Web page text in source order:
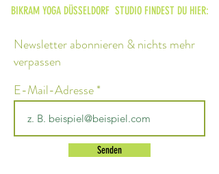
BIKRAM YOGA DÜSSELDORF STUDIO FINDEST DU HIER:
Newsletter abonnieren & nichts mehr
verpassen
E-Mail-Adresse
Senden